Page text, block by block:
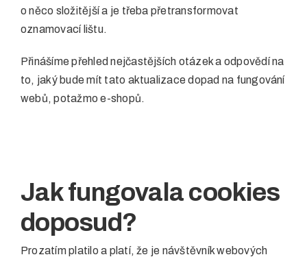
o něco složitější a je třeba přetransformovat
oznamovací lištu.
Přinášíme přehled nejčastějších otázek a odpovědí na
to, jaký bude mít tato aktualizace dopad na fungování
webů, potažmo e-shopů.
Jak fungovala cookies
doposud?
Prozatím platilo a platí, že je návštěvník webových